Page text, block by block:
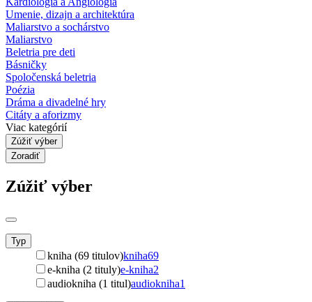
Umenie, dizajn a architektúra
Maliarstvo a sochárstvo
Maliarstvo
Beletria pre deti
Básničky
Spoločenská beletria
Poézia
Dráma a divadelné hry
Citáty a aforizmy
Viac kategórií
Zúžiť výber
Zoradiť
Zúžiť výber
Typ
kniha (69 titulov)kniha69
e-kniha (2 tituly)e-kniha2
audiokniha (1 titul)audiokniha1